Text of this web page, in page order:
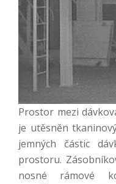
Prostor mezi
je utěsněn
jemných částic
prostoru.
nosné rámové